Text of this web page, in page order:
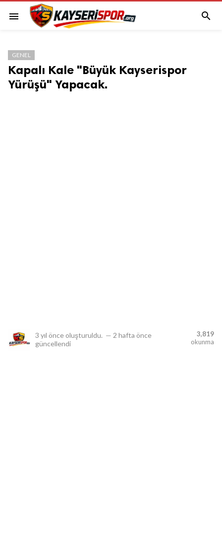
menu 
GENEL
Kapalı Kale "Büyük Kayserispor
Yürüşü" Yapacak.
3 yıl önce oluşturuldu. — 2 hafta önce
güncellendi
3,819
okunma